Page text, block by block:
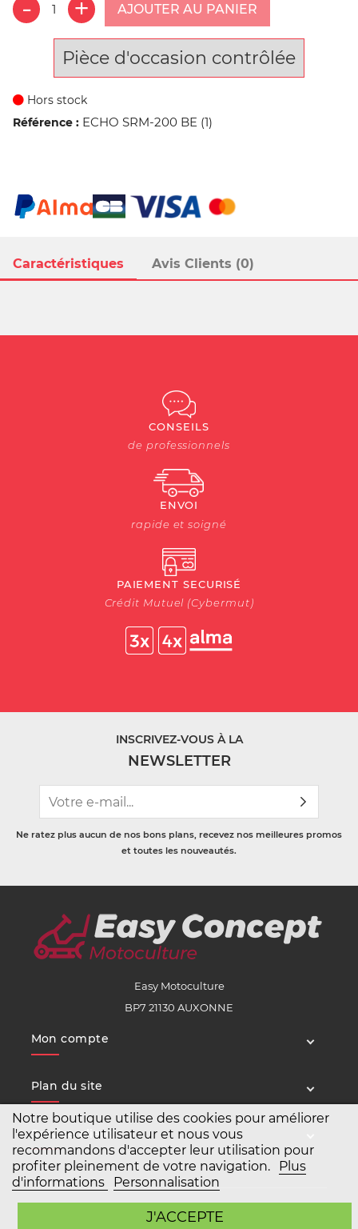
Notre boutique utilise des cookies pour améliorer
l'expérience utilisateur et nous vous
recommandons d'accepter leur utilisation pour
profiter pleinement de votre navigation.
Plus
d'informations
Personnalisation
J'ACCEPTE
Caractéristiques Avis Clients (0)
AJOUTER AU PANIER
Pièce d'occasion contrôlée
Hors stock
Référence : ECHO SRM-200 BE (1)
CONSEILS
de professionnels
ENVOI
rapide et soigné
PAIEMENT SECURISÉ
Crédit Mutuel (Cybermut)
INSCRIVEZ-VOUS À LA
NEWSLETTER
Ne ratez plus aucun de nos bons plans, recevez nos meilleures promos
et toutes les nouveautés.
Easy Motoculture
BP7 21130 AUXONNE
Mon compte
Plan du site
Service client
Copyright Easy Motoculture 2026